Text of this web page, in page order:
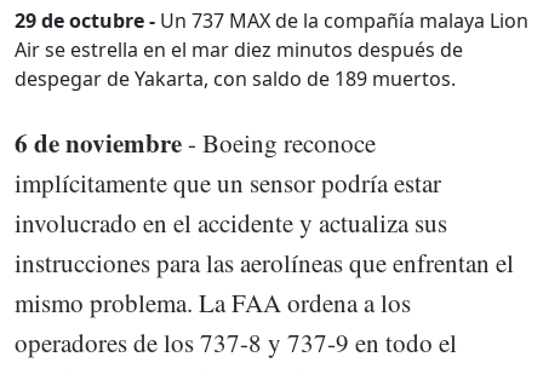
29 de octubre - Un 737 MAX de la compañía malaya Lion
Air se estrella en el mar diez minutos después de
despegar de Yakarta, con saldo de 189 muertos.
6 de noviembre- Boeing reconoce
implícitamente que un sensor podría estar
involucrado en el accidente y actualiza sus
instrucciones para las aerolíneas que enfrentan el
mismo problema. La FAA ordena a los
operadores de los 737-8 y 737-9 en todo el